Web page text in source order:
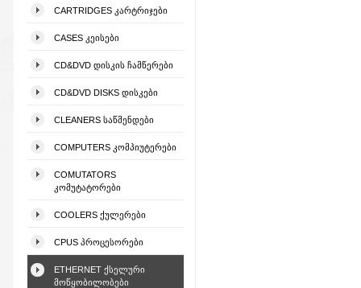
CARTRIDGES ᲙᲐᲠᲢᲠᲘᲯᲔᲑᲘ
CASES ᲙᲔᲘᲡᲔᲑᲘ
CD&DVD ᲓᲘᲡᲙᲘᲡ ᲩᲐᲛᲬᲔᲠᲔᲑᲘ
CD&DVD DISKS ᲓᲘᲡᲙᲔᲑᲘ
CLEANERS ᲡᲐᲬᲛᲔᲜᲓᲔᲑᲘ
COMPUTERS ᲙᲝᲛᲞᲘᲣᲢᲔᲠᲔᲑᲘ
COMUTATORS
ᲙᲝᲛᲣᲢᲐᲢᲝᲠᲔᲑᲘ
COOLERS ᲥᲣᲚᲔᲠᲔᲑᲘ
CPUS ᲞᲠᲝᲪᲔᲡᲝᲠᲔᲑᲘ
ETHERNET ᲥᲡᲔᲚᲣᲠᲘ
ᲛᲝᲬᲧᲝᲑᲘᲚᲝᲑᲔᲑᲘ